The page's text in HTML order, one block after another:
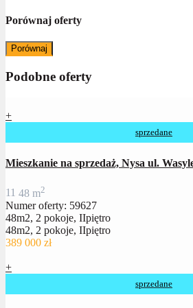
Porównaj oferty
Porównaj
Podobne oferty
+
sprzedane
Mieszkanie na sprzedaż, Nysa ul.
11 48 m2
Numer oferty: 59627
48m2, 2 pokoje, IIpiętro
48m2, 2 pokoje, IIpiętro
389 000 zł
+
sprzedane